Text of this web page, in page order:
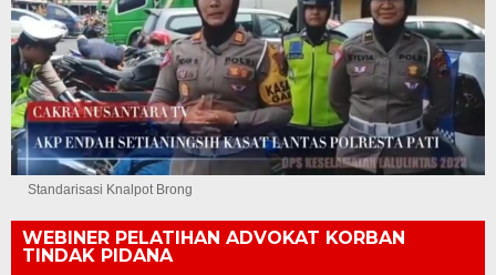
Standarisasi Knalpot Brong
WEBINER PELATIHAN ADVOKAT KORBAN
TINDAK PIDANA